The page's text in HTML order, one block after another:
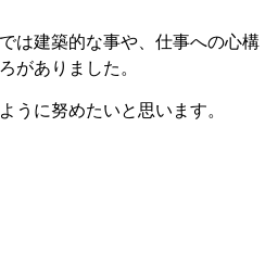
は建築的な事や、仕事への心構
がありました。
うに努めたいと思います。